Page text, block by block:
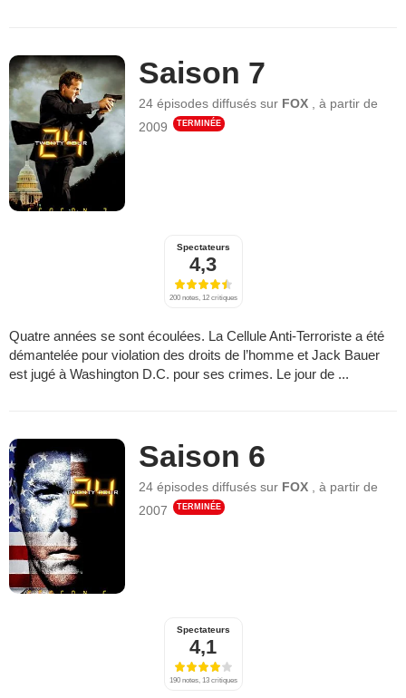
Saison 7
24 épisodes diffusés sur FOX ,à partir de
2009
TERMINÉE
Spectateurs
4,3
200 notes, 12 critiques
Quatre années se sont écoulées. La Cellule Anti-Terroriste a été
démantelée pour violation des droits de l’homme et Jack Bauer
est jugé à Washington D.C. pour ses crimes. Le jour de ...
Saison 6
24 épisodes diffusés sur FOX ,à partir de
2007
TERMINÉE
Spectateurs
4,1
190 notes, 13 critiques